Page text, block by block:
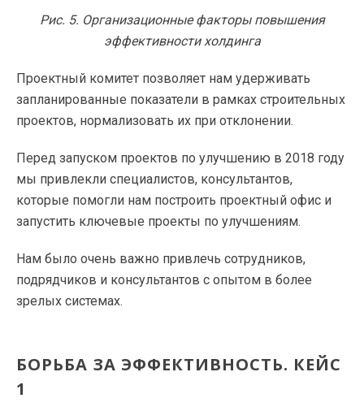
Рис. 5. Организационные факторы повышения
эффективности холдинга
Проектный комитет позволяет нам удерживать
запланированные показатели в рамках строительных
проектов, нормализовать их при отклонении.
Перед запуском проектов по улучшению в 2018 году
мы привлекли специалистов, консультантов,
которые помогли нам построить проектный офис и
запустить ключевые проекты по улучшениям.
Нам было очень важно привлечь сотрудников,
подрядчиков и консультантов с опытом в более
зрелых системах.
БОРЬБА ЗА ЭФФЕКТИВНОСТЬ. КЕЙС
1